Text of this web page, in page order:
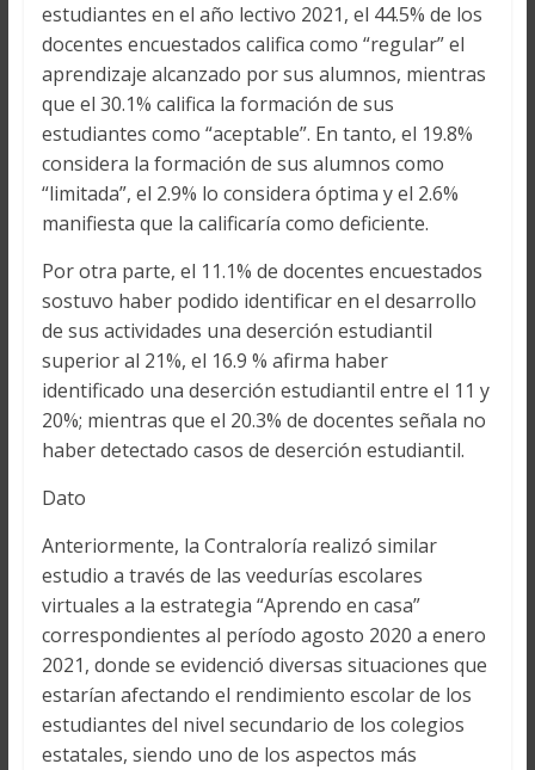
estudiantes en el año lectivo 2021, el 44.5% de los
docentes encuestados califica como “regular” el
aprendizaje alcanzado por sus alumnos, mientras
que el 30.1% califica la formación de sus
estudiantes como “aceptable”. En tanto, el 19.8%
considera la formación de sus alumnos como
“limitada”, el 2.9% lo considera óptima y el 2.6%
manifiesta que la calificaría como deficiente.
Por otra parte, el 11.1% de docentes encuestados
sostuvo haber podido identificar en el desarrollo
de sus actividades una deserción estudiantil
superior al 21%, el 16.9 % afirma haber
identificado una deserción estudiantil entre el 11 y
20%; mientras que el 20.3% de docentes señala no
haber detectado casos de deserción estudiantil.
Dato
Anteriormente, la Contraloría realizó similar
estudio a través de las veedurías escolares
virtuales a la estrategia “Aprendo en casa”
correspondientes al período agosto 2020 a enero
2021, donde se evidenció diversas situaciones que
estarían afectando el rendimiento escolar de los
estudiantes del nivel secundario de los colegios
estatales, siendo uno de los aspectos más